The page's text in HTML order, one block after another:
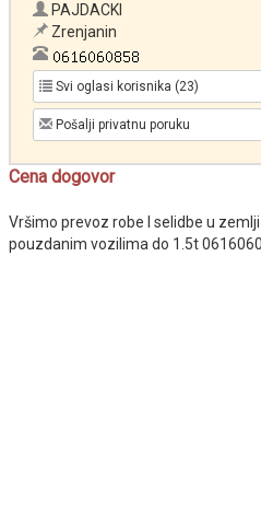
PAJDACKI
Zrenjanin
Svi oglasi korisnika (23)
Pošalji privatnu poruku
Cena dogovor
Vršimo prevoz robe I selidbe u zemlji
pouzdanim vozilima do 1.5t